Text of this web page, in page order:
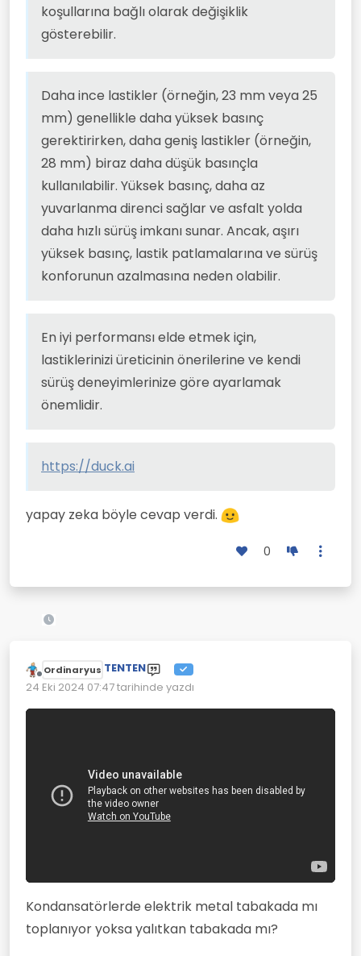
koşullarına bağlı olarak değişiklik
gösterebilir.
Daha ince lastikler (örneğin, 23 mm veya 25
mm) genellikle daha yüksek basınç
gerektirirken, daha geniş lastikler (örneğin,
28 mm) biraz daha düşük basınçla
kullanılabilir. Yüksek basınç, daha az
yuvarlanma direnci sağlar ve asfalt yolda
daha hızlı sürüş imkanı sunar. Ancak, aşırı
yüksek basınç, lastik patlamalarına ve sürüş
konforunun azalmasına neden olabilir.
En iyi performansı elde etmek için,
lastiklerinizi üreticinin önerilerine ve kendi
sürüş deneyimlerinize göre ayarlamak
önemlidir.
https://duck.ai
yapay zeka böyle cevap verdi.
0
Çevrimdışı
Ordinaryus TENTEN
24 Eki 2024 07:47tarihinde yazdı
Son düzenleyen:
Kondansatörlerde elektrik metal tabakada mı
toplanıyor yoksa yalıtkan tabakada mı?